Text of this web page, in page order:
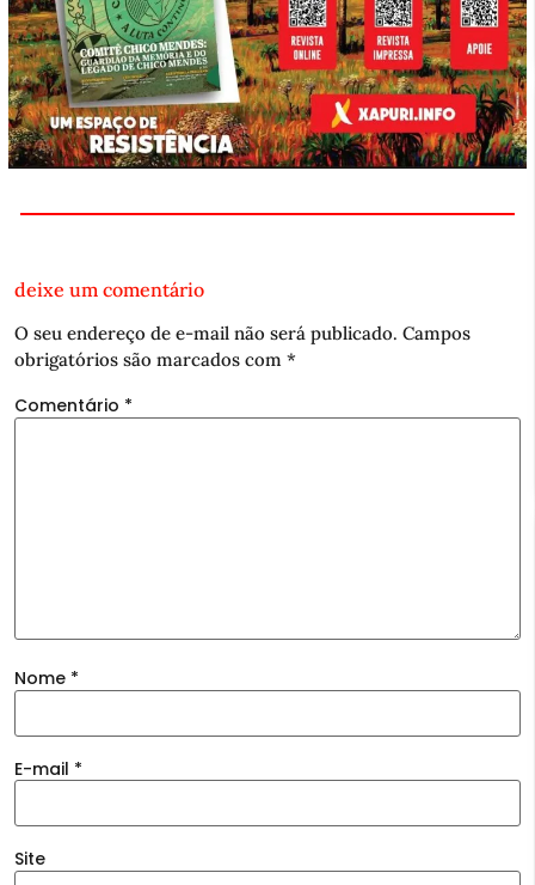
deixe um comentário
O seu endereço de e-mail não será publicado. Campos
obrigatórios são marcados com *
Comentário *
Nome *
E-mail *
Site